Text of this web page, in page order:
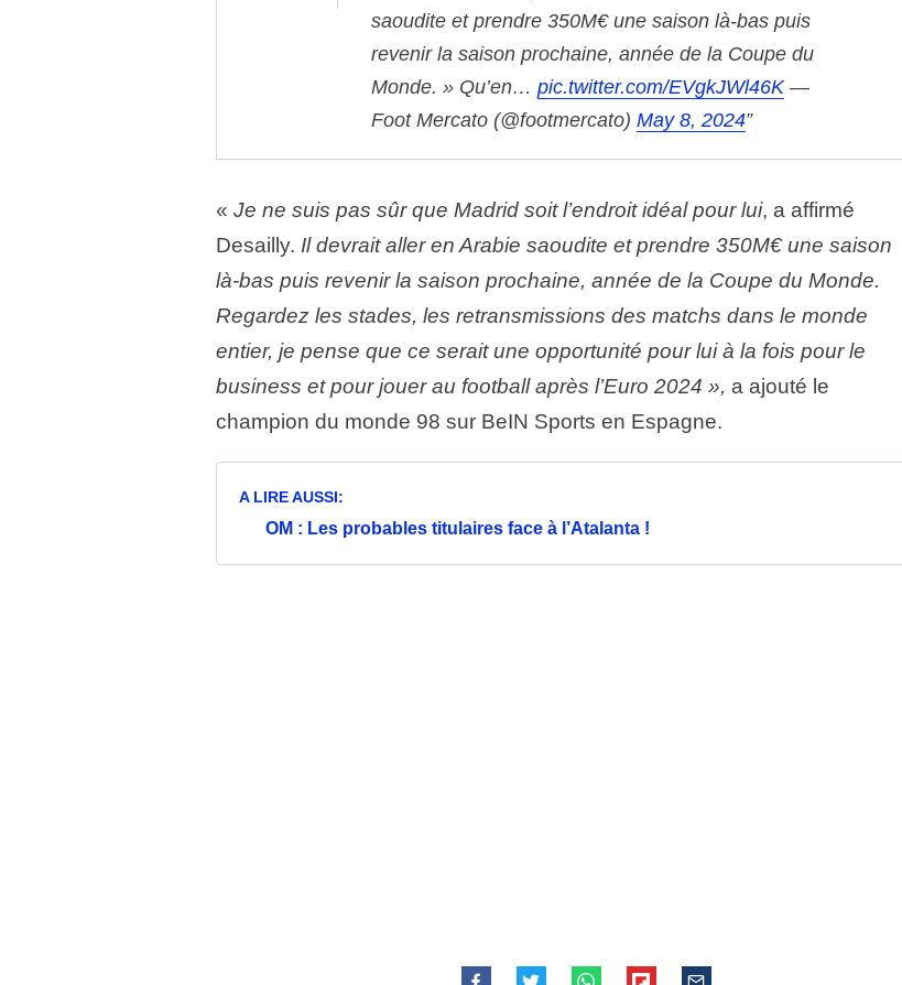
saoudite et prendre 350M€ une saison là-bas puis
revenir la saison prochaine, année de la Coupe du
Monde. » Qu’en… pic.twitter.com/EVgkJWl46K —
Foot Mercato (@footmercato) May 8, 2024
« Je ne suis pas sûr que Madrid soit l’endroit idéal pour lui, a affirmé
Desailly. Il devrait aller en Arabie saoudite et prendre 350M€ une saison
là-bas puis revenir la saison prochaine, année de la Coupe du Monde.
Regardez les stades, les retransmissions des matchs dans le monde
entier, je pense que ce serait une opportunité pour lui à la fois pour le
business et pour jouer au football après l’Euro 2024 », a ajouté le
champion du monde 98 sur BeIN Sports en Espagne.
A LIRE AUSSI:
OM : Les probables titulaires face à l’Atalanta !